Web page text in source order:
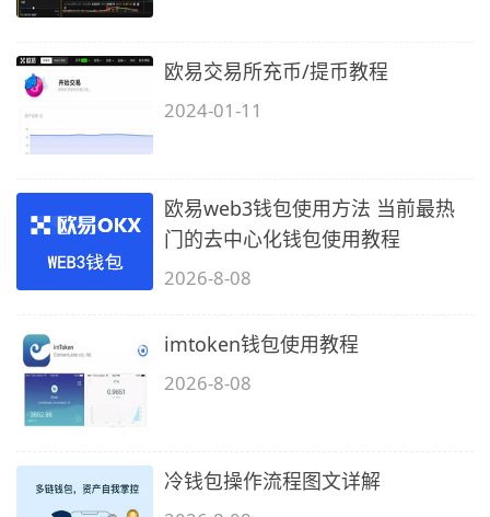
欧易交易所充币/提币教程
2024-01-11
欧易web3钱包使用方法 当前最热
门的去中心化钱包使用教程
2026-8-08
imtoken钱包使用教程
2026-8-08
冷钱包操作流程图文详解